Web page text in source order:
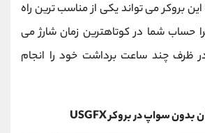
بروکر می تواند یکی از مناسب ترین راه
حساب شما در کوتاهترین زمان شارژ می
ظرف چند ساعت برداشت خود را انجام
بدون سواپ در بروکرUSGFX